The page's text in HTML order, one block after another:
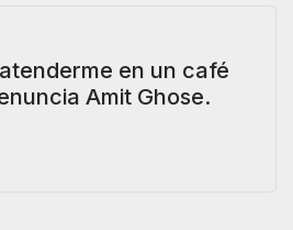
en un café
Amit Ghose.